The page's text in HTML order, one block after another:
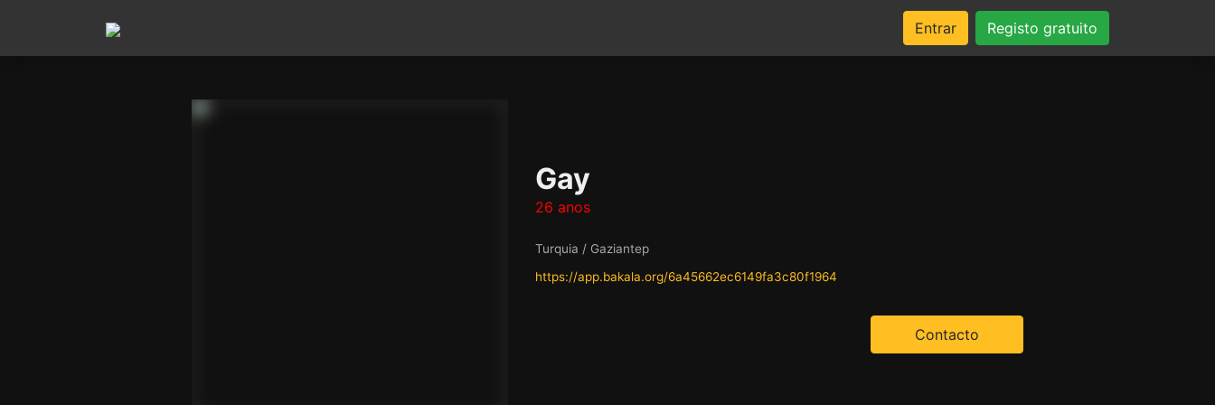
Entrar Registo gratuito
Gay
26 anos
Turquia / Gaziantep
https://app.bakala.org/6a45662ec6149fa3c80f1964
Contacto